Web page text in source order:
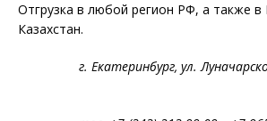
Отгрузка в любой регион РФ, а также в
Казахстан.
г. Екатеринбург, ул.